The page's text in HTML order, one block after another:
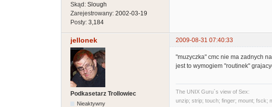
Skąd: Slough
Zarejestrowany: 2002-03-19
Posty: 3,184
jellonek 2009-08-31 07:40:33
Podkasetarz Trollowiec
Nieaktywny
"muzyczka" cmc nie ma zadnych
jest to wymogiem "routinek"
The UNIX Guru`s view of Sex:
unzip; strip; touch; finger; mount; fsck;